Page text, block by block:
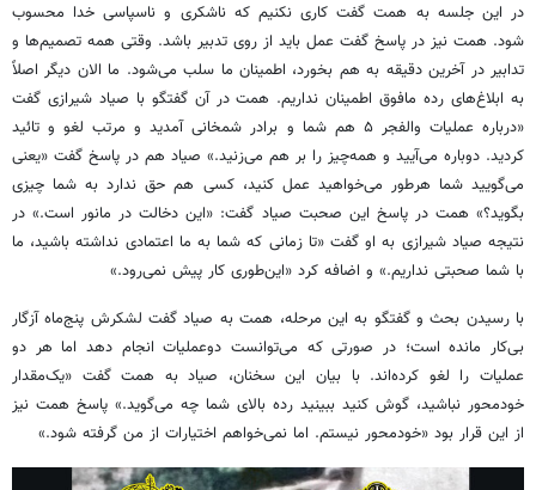
در این جلسه به همت گفت کاری نکنیم که ناشکری و ناسپاسی خدا محسوب
شود. همت نیز در پاسخ گفت عمل باید از روی تدبیر باشد. وقتی همه تصمیم‌ها و
تدابیر در آخرین دقیقه به هم بخورد، اطمینان ما سلب می‌شود. ما الان دیگر اصلاً
به ابلاغ‌های رده مافوق اطمینان نداریم. همت در آن گفتگو با صیاد شیرازی گفت
«درباره عملیات والفجر ۵ هم شما و برادر شمخانی آمدید و مرتب لغو و تائید
کردید. دوباره می‌آیید و همه‌چیز را بر هم می‌زنید.» صیاد هم در پاسخ گفت «یعنی
می‌گویید شما هرطور می‌خواهید عمل کنید، کسی هم حق ندارد به شما چیزی
بگوید؟» همت در پاسخ این ‌صحبت صیاد گفت: «این دخالت در مانور است.» در
نتیجه صیاد شیرازی به او گفت «تا زمانی که شما به ما اعتمادی نداشته باشید، ما
با شما صحبتی نداریم.» و اضافه کرد «این‌طوری کار پیش نمی‌رود.»
با رسیدن بحث و گفتگو به این مرحله، همت به صیاد گفت لشکرش پنج‌ماه آزگار
بی‌کار مانده است؛ در صورتی که می‌توانست دوعملیات انجام دهد اما هر دو
عملیات را لغو کرده‌اند. با بیان این سخنان، صیاد به همت گفت «یک‌مقدار
خودمحور نباشید، گوش کنید ببینید رده بالای شما چه می‌گوید.» پاسخ همت نیز
از این قرار بود «خودمحور نیستم. اما نمی‌خواهم اختیارات از من گرفته شود.»